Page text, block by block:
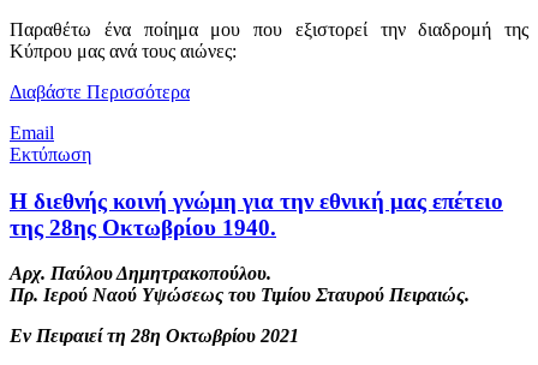
Παραθέτω ένα ποίημα μου που εξιστορεί την διαδρομή της
Κύπρου μας ανά τους αιώνες:
Διαβάστε Περισσότερα
Email
Εκτύπωση
Η διεθνής κοινή γνώμη για την εθνική μας επέτειο
της 28ης Οκτωβρίου 1940.
Αρχ. Παύλου Δημητρακοπούλου.
Πρ. Ιερού Ναού Υψώσεως του Τιμίου Σταυρού Πειραιώς.
Εν Πειραιεί τη 28η Οκτωβρίου 2021